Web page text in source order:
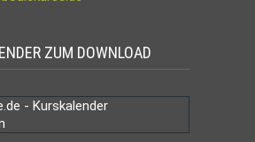
ZUM DOWNLOAD